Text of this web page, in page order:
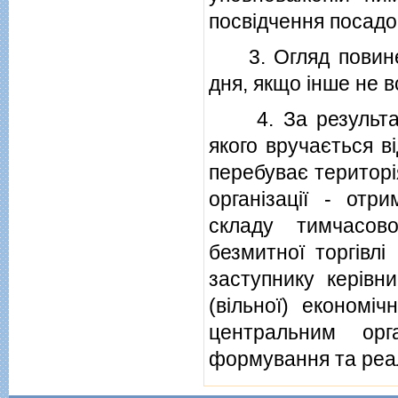
посвiдчення
3. Огляд
дня, якщо iнше не
4. За
якого вручається
перебуває
органiзацiї -
складу
безмитної
заступнику
(вiльної)
центральним
формування та